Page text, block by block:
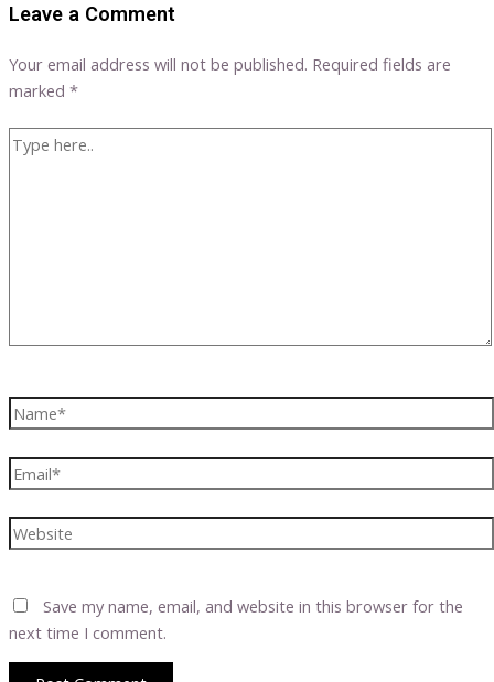
Leave a Comment
Your email address will not be published. Required fields are
marked *
Type
Name*
Email*
Website
Save my name, email, and website in this browser for the
next time I comment.